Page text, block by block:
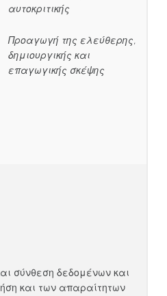
αυτοκριτικής
Προαγωγή της ελεύθερης,
δημιουργικής και
επαγωγικής σκέψης
σύνθεση δεδομένων και
και των απαραίτητων